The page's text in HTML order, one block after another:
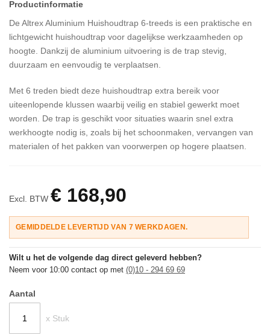
De Altrex Aluminium Huishoudtrap 6-treeds is een praktische en
lichtgewicht huishoudtrap voor dagelijkse werkzaamheden op
hoogte. Dankzij de aluminium uitvoering is de trap stevig,
duurzaam en eenvoudig te verplaatsen.
Met 6 treden biedt deze huishoudtrap extra bereik voor
uiteenlopende klussen waarbij veilig en stabiel gewerkt moet
worden. De trap is geschikt voor situaties waarin snel extra
werkhoogte nodig is, zoals bij het schoonmaken, vervangen van
materialen of het pakken van voorwerpen op hogere plaatsen.
Excl. BTW € 168,90
GEMIDDELDE LEVERTIJD VAN 7 WERKDAGEN.
Wilt u het de volgende dag direct geleverd hebben?
Neem voor 10:00 contact op met (0)10 - 294 69 69
Aantal
x Stuk